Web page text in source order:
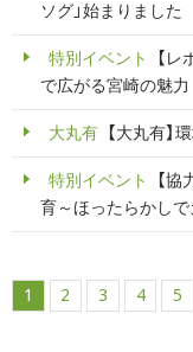
ソグ」始まりました
特別イベント
【
で広がる宮崎の魅力
大丸有 【大丸有
特別イベント
【
育～ほったらかしで
1 2 3 4 5